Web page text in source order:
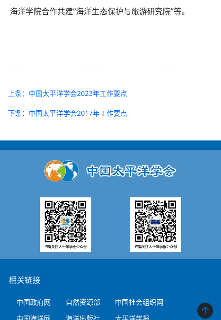
海洋学院合作共建“海洋生态保护与旅游研究院”等。
上条：中国太平洋学会2023年工作要点
下条：中国太平洋学会2017年工作要点
相关链接
中国政府网 自然资源部
中国社会组织网